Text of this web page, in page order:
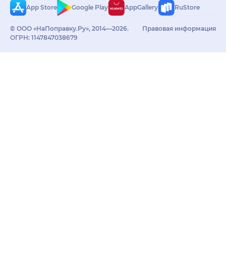
App Store
Google Play AppGallery RuStore
© ООО «НаПоправку.Ру», 2014—2026.
ОГРН: 1147847038679
Правовая информация